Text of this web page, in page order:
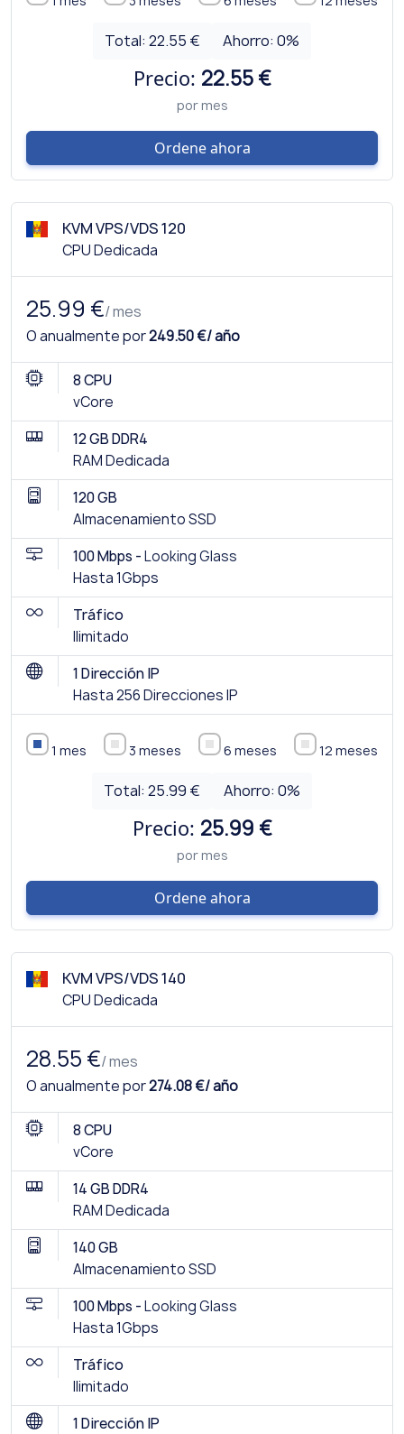
Total: 22.55 € Ahorro:0%
Precio: 22.55 €
por mes
Ordene ahora
KVM VPS/VDS 120
CPU Dedicada
25.99 €/ mes
O anualmente por249.50 €/ año
8 CPU
vCore
12 GB DDR4
RAM Dedicada
120 GB
Almacenamiento SSD
100 Mbps -Looking Glass
Hasta 1Gbps
Tráfico
Ilimitado
1 Dirección IP
Hasta 256 Direcciones IP
1 mes 3 meses 6 meses 12 meses
Total:25.99 € Ahorro: 0%
Precio: 25.99 €
por mes
Ordene ahora
KVM VPS/VDS 140
CPU Dedicada
28.55 €/ mes
O anualmente por274.08 €/ año
8 CPU
vCore
14 GB DDR4
RAM Dedicada
140 GB
Almacenamiento SSD
100 Mbps -Looking Glass
Hasta 1Gbps
Tráfico
Ilimitado
1 Dirección IP